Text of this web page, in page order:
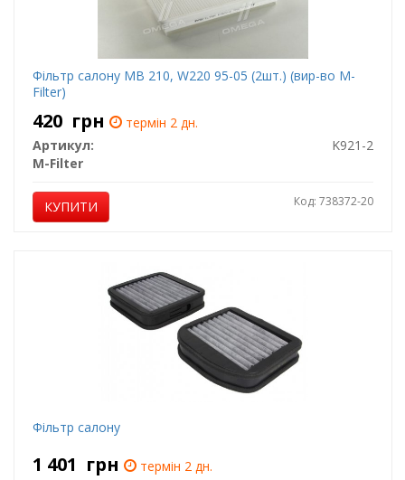
Фільтр салону MB 210, W220 95-05 (2шт.) (вир-во M-
Filter)
420 грн
термін 2 дн.
Артикул:
K921-2
M-Filter
КУПИТИ Код: 738372-20
Фільтр салону
1 401 грн термін 2 дн.